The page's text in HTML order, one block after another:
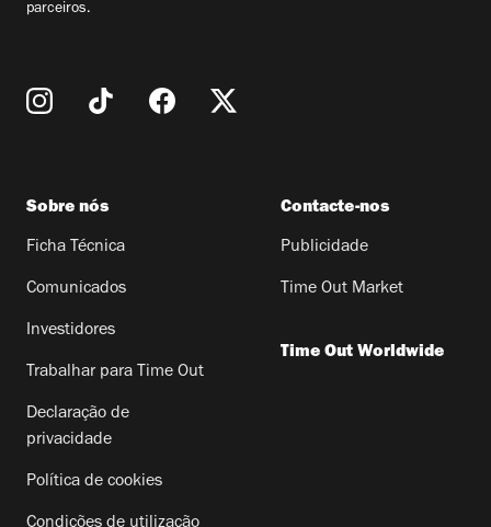
parceiros.
Sobre nós
Ficha Técnica
Comunicados
Investidores
Trabalhar para Time Out
Declaração de
privacidade
Política de cookies
Contacte-nos
Publicidade
Time Out Market
Time Out Worldwide